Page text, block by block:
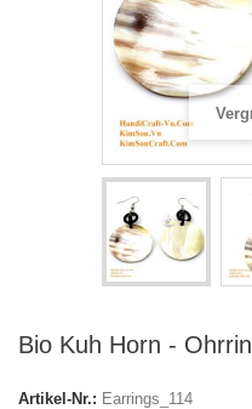
Bio Kuh Horn -
Artikel-Nr.: Earrings_114